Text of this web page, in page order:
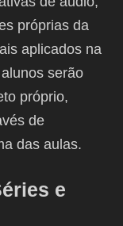
próprias da
aplicados na
serão
próprio,
de
das aulas.
e